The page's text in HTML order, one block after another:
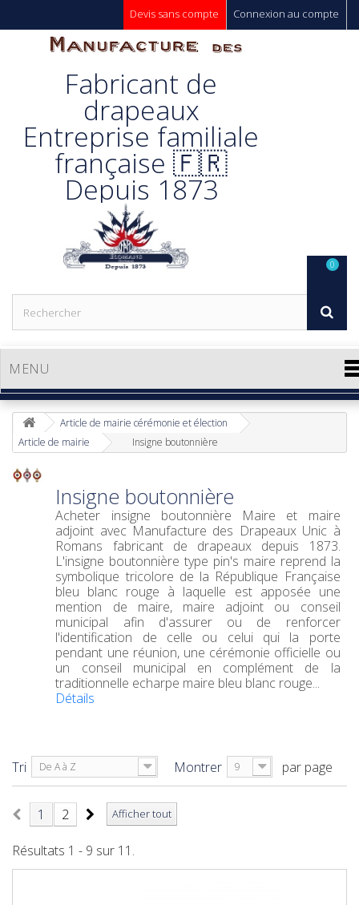
Connexion au compte
Devis sans compte
Manufacture
Des
Drapeaux
Unic s.a.
Fabricant de
drapeaux
Entreprise familiale
française 🇫🇷
Depuis 1873
MENU
0
Article de mairie cérémonie et élection
Article de mairie
Insigne boutonnière
Insigne boutonnière
Acheter insigne boutonnière Maire et maire
adjoint avec Manufacture des Drapeaux Unic à
Romans fabricant de drapeaux depuis 1873.
L'insigne boutonnière type pin's maire reprend la
symbolique tricolore de la République Française
bleu blanc rouge à laquelle est apposée une
mention de maire, maire adjoint ou conseil
municipal afin d'assurer ou de renforcer
l'identification de celle ou celui qui la porte
pendant une réunion, une cérémonie officielle ou
un conseil municipal en complément de la
traditionnelle echarpe maire bleu blanc rouge...
Détails
Tri De A à Z Montrer 9 par page
Afficher tout
1 2
Résultats 1 - 9 sur 11.